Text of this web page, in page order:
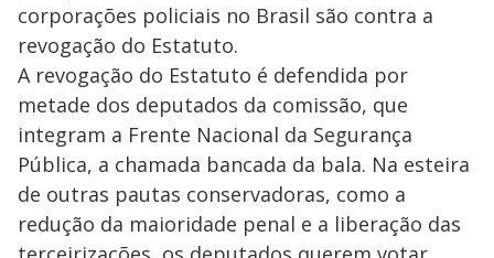
corporações policiais no Brasil são contra a
revogação do Estatuto.
A revogação do Estatuto é defendida por
metade dos deputados da comissão, que
integram a Frente Nacional da Segurança
Pública, a chamada bancada da bala. Na esteira
de outras pautas conservadoras, como a
redução da maioridade penal e a liberação das